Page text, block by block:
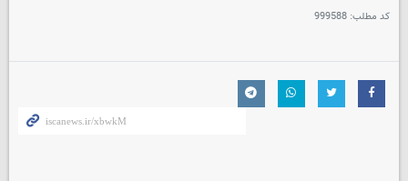
کد مطلب: 999588